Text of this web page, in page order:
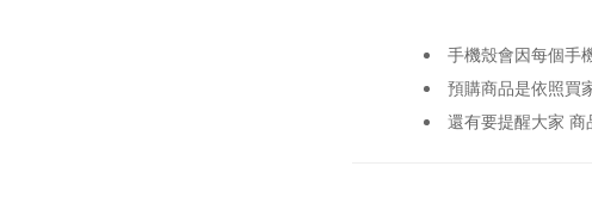
手機殼會因每個手
預購商品是依照買
還有要提醒大家 商